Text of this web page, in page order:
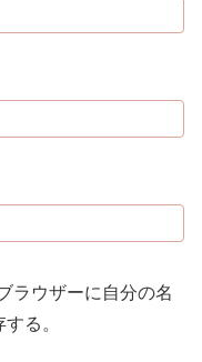
ラウザーに自分の名
る。